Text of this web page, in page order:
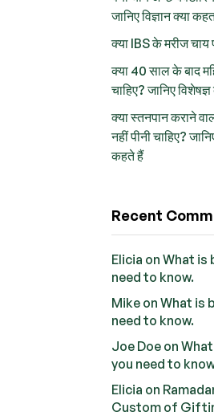
जानिए विज्ञान क्या
क्या IBS के मरीज
क्या 40 साल के बाद
चाहिए? जानिए
क्या स्तनपान कराने
नहीं पीनी चाहिए?
कहते हैं
Recent
Elicia on What is
need to know.
Mike on What is
need to know.
Joe Doe on
you need to
Elicia on
Custom of